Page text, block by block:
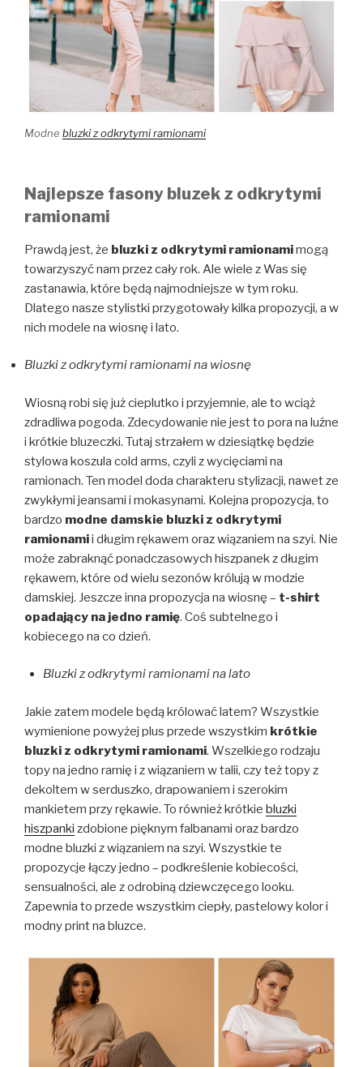
Modne bluzki z odkrytymi ramionami
Najlepsze fasony bluzek z odkrytymi
ramionami
Prawdą jest, że bluzki z odkrytymi ramionamimogą
towarzyszyć nam przez cały rok. Ale wiele z Was się
zastanawia, które będą najmodniejsze w tym roku.
Dlatego nasze stylistki przygotowały kilka propozycji, a w
nich modele na wiosnę i lato.
Bluzki z odkrytymi ramionami na wiosnę
Wiosną robi się już cieplutko i przyjemnie, ale to wciąż
zdradliwa pogoda. Zdecydowanie nie jest to pora na luźne
i krótkie bluzeczki. Tutaj strzałem w dziesiątkę będzie
stylowa koszula cold arms, czyli z wycięciami na
ramionach. Ten model doda charakteru stylizacji, nawet ze
zwykłymi jeansami i mokasynami. Kolejna propozycja, to
bardzo modne damskie bluzki z odkrytymi
ramionamii długim rękawem oraz wiązaniem na szyi. Nie
może zabraknąć ponadczasowych hiszpanek z długim
rękawem, które od wielu sezonów królują w modzie
damskiej. Jeszcze inna propozycja na wiosnę – t-shirt
opadający na jedno ramię. Coś subtelnego i
kobiecego na co dzień.
Bluzki z odkrytymi ramionami na lato
Jakie zatem modele będą królować latem? Wszystkie
wymienione powyżej plus przede wszystkim krótkie
bluzki z odkrytymi ramionami. Wszelkiego rodzaju
topy na jedno ramię i z wiązaniem w talii, czy też topy z
dekoltem w serduszko, drapowaniem i szerokim
mankietem przy rękawie. To również krótkie bluzki
hiszpanki zdobione pięknym falbanami oraz bardzo
modne bluzki z wiązaniem na szyi. Wszystkie te
propozycje łączy jedno – podkreślenie kobiecości,
sensualności, ale z odrobiną dziewczęcego looku.
Zapewnia to przede wszystkim ciepły, pastelowy kolor i
modny print na bluzce.